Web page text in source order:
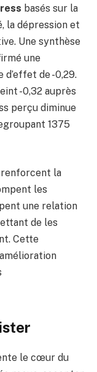
basés sur la
la dépression et
Une synthèse
une
d’effet de -0,29.
-0,32 auprès
perçu diminue
1375
renforcent la
les
une relation
de les
Cette
le cœur du